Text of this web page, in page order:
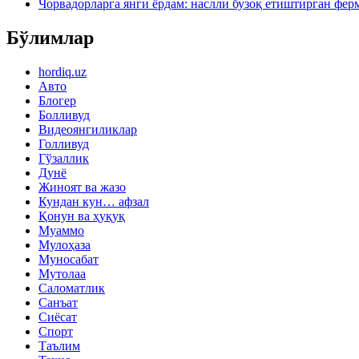
Чорвадорларга янги ёрдам: наслли бузоқ етиштирган
Бўлимлар
hordiq.uz
Авто
Блогер
Болливуд
Видеоянгиликлар
Голливуд
Гўзаллик
Дунё
Жиноят ва жазо
Кундан кун… афзал
Қонун ва ҳуқуқ
Муаммо
Мулоҳаза
Муносабат
Мутолаа
Саломатлик
Санъат
Сиёсат
Спорт
Таълим